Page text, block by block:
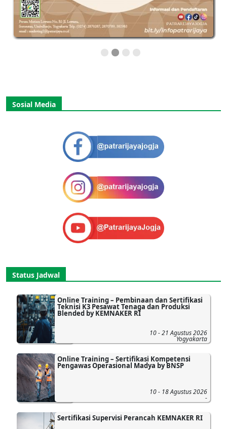
Sosial Media
Status Jadwal
Online Training – Pembinaan dan Sertifikasi
Teknisi K3 Pesawat Tenaga dan Produksi
Blended by KEMNAKER RI
10 - 21 Agustus 2026
Yogyakarta
Online Training – Sertifikasi Kompetensi
Pengawas Operasional Madya by BNSP
10 - 18 Agustus 2026
-
Sertifikasi Supervisi Perancah KEMNAKER RI